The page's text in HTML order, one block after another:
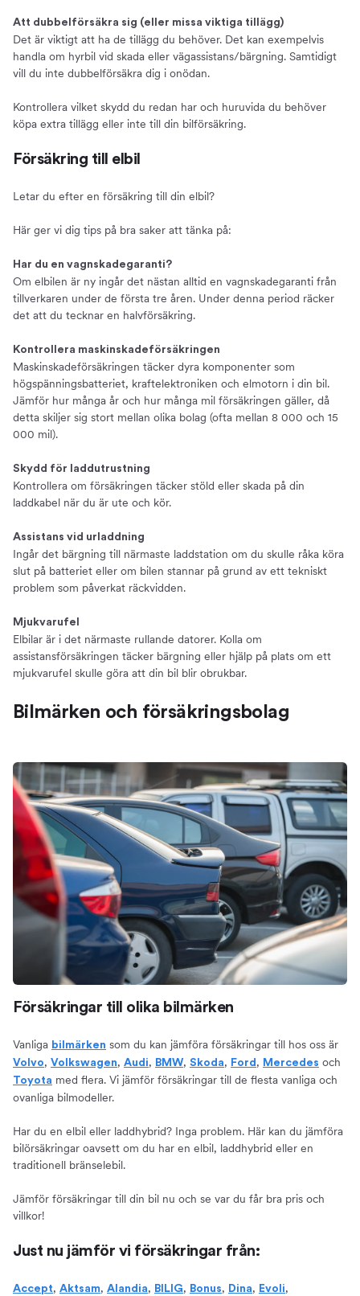
Att dubbelförsäkra sig (eller missa viktiga tillägg)
Det är viktigt att ha de tillägg du behöver. Det kan exempelvis
handla om hyrbil vid skada eller vägassistans/bärgning. Samtidigt
vill du inte dubbelförsäkra dig i onödan.
Kontrollera vilket skydd du redan har och huruvida du behöver
köpa extra tillägg eller inte till din bilförsäkring.
Försäkring till elbil
Letar du efter en försäkring till din elbil?
Här ger vi dig tips på bra saker att tänka på:
Har du en vagnskadegaranti?
Om elbilen är ny ingår det nästan alltid en vagnskadegaranti från
tillverkaren under de första tre åren. Under denna period räcker
det att du tecknar en halvförsäkring.
Kontrollera maskinskadeförsäkringen
Maskinskadeförsäkringen täcker dyra komponenter som
högspänningsbatteriet, kraftelektroniken och elmotorn i din bil.
Jämför hur många år och hur många mil försäkringen gäller, då
detta skiljer sig stort mellan olika bolag (ofta mellan 8 000 och 15
000 mil).
Skydd för laddutrustning
Kontrollera om försäkringen täcker stöld eller skada på din
laddkabel när du är ute och kör.
Assistans vid urladdning
Ingår det bärgning till närmaste laddstation om du skulle råka köra
slut på batteriet eller om bilen stannar på grund av ett tekniskt
problem som påverkat räckvidden.
Mjukvarufel
Elbilar är i det närmaste rullande datorer. Kolla om
assistansförsäkringen täcker bärgning eller hjälp på plats om ett
mjukvarufel skulle göra att din bil blir obrukbar.
Bilmärken och försäkringsbolag
Försäkringar till olika bilmärken
Vanliga bilmärken som du kan jämföra försäkringar till hos oss är
Volvo, Volkswagen, Audi, BMW, Skoda, Ford , Mercedes och
Toyota med flera. Vi jämför försäkringar till de flesta vanliga och
ovanliga bilmodeller.
Har du en elbil eller laddhybrid? Inga problem. Här kan du jämföra
bilörsäkringar oavsett om du har en elbil, laddhybrid eller en
traditionell bränselebil.
Jämför försäkringar till din bil nu och se var du får bra pris och
villkor!
Just nu jämför vi försäkringar från:
Accept, Aktsam, Alandia, BILIG, Bonus, Dina, Evoli,